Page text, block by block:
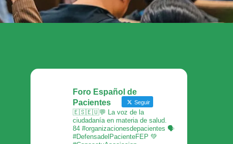
Foro Español de
Pacientes
Seguir
🇪🇸🇪🇺💬 La voz de la
ciudadanía en materia de salud.
84 #organizacionesdepacientes 🗣
#DefensadelPacienteFEP 💚